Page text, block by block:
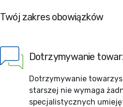
Twój zakres obowiązków
Dotrzymywanie
Dotrzymywanie
starszej nie wymaga
specjalistycznych